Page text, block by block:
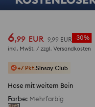
6,99 EUR 9,99 EUR -30%
inkl. MwSt. / zzgl. Versandkosten
+7 Pkt.Sinsay Club
Hose mit weitem Bein
Farbe: Mehrfarbig